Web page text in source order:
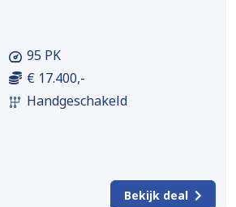
95 PK
€ 17.400,-
Handgeschakeld
Bekijk deal